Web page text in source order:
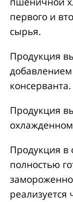
первого и
сырья.
Продукция
консерванта.
Продукция
Продукция в
полностью